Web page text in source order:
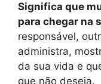
Significa que
para chegar na
responsável,
administra,
da sua vida e
que não deseja.